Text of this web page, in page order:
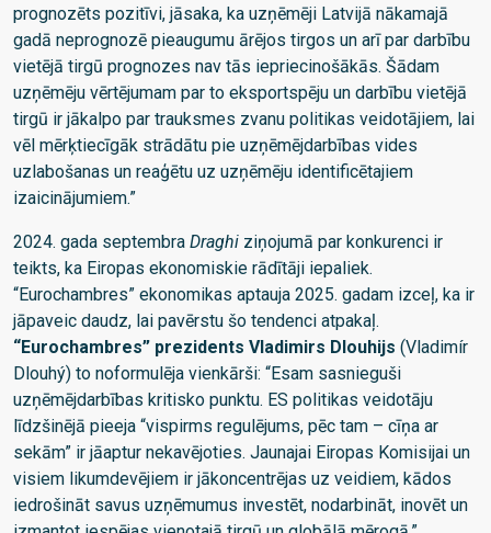
prognozēts pozitīvi, jāsaka, ka uzņēmēji Latvijā nākamajā
gadā neprognozē pieaugumu ārējos tirgos un arī par darbību
vietējā tirgū prognozes nav tās iepriecinošākās. Šādam
uzņēmēju vērtējumam par to eksportspēju un darbību vietējā
tirgū ir jākalpo par trauksmes zvanu politikas veidotājiem, lai
vēl mērķtiecīgāk strādātu pie uzņēmējdarbības vides
uzlabošanas un reaģētu uz uzņēmēju identificētajiem
izaicinājumiem.”
2024. gada septembra Draghi ziņojumā par konkurenci ir
teikts, ka Eiropas ekonomiskie rādītāji iepaliek.
“Eurochambres” ekonomikas aptauja 2025. gadam izceļ, ka ir
jāpaveic daudz, lai pavērstu šo tendenci atpakaļ.
“Eurochambres” prezidents Vladimirs Dlouhijs (Vladimír
Dlouhý) to noformulēja vienkārši: “Esam sasnieguši
uzņēmējdarbības kritisko punktu. ES politikas veidotāju
līdzšinējā pieeja “vispirms regulējums, pēc tam – cīņa ar
sekām” ir jāaptur nekavējoties. Jaunajai Eiropas Komisijai un
visiem likumdevējiem ir jākoncentrējas uz veidiem, kādos
iedrošināt savus uzņēmumus investēt, nodarbināt, inovēt un